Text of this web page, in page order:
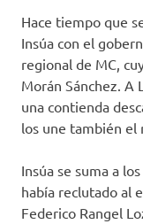
Hace tiempo que
Insúa con el
regional de MC,
Morán Sánchez. A
una contienda
los une también el
Insúa se suma a
había reclutado al
Federico Rangel